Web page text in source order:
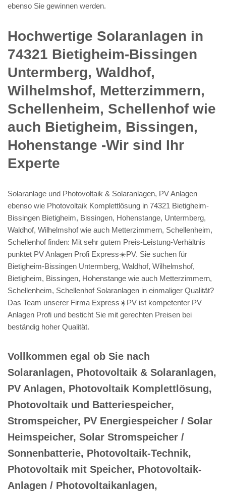
ebenso Sie gewinnen werden.
Hochwertige Solaranlagen in
74321 Bietigheim-Bissingen
Untermberg, Waldhof,
Wilhelmshof, Metterzimmern,
Schellenheim, Schellenhof wie
auch Bietigheim, Bissingen,
Hohenstange -Wir sind Ihr
Experte
Solaranlage und Photovoltaik & Solaranlagen, PV Anlagen
ebenso wie Photovoltaik Komplettlösung in 74321 Bietigheim-
Bissingen Bietigheim, Bissingen, Hohenstange, Untermberg,
Waldhof, Wilhelmshof wie auch Metterzimmern, Schellenheim,
Schellenhof finden: Mit sehr gutem Preis-Leistung-Verhältnis
punktet PV Anlagen Profi Express☀️PV️. Sie suchen für
Bietigheim-Bissingen Untermberg, Waldhof, Wilhelmshof,
Bietigheim, Bissingen, Hohenstange wie auch Metterzimmern,
Schellenheim, Schellenhof Solaranlagen in einmaliger Qualität?
Das Team unserer Firma Express☀️PV️ ist kompetenter PV
Anlagen Profi und besticht Sie mit gerechten Preisen bei
beständig hoher Qualität.
Vollkommen egal ob Sie nach
Solaranlagen, Photovoltaik & Solaranlagen,
PV Anlagen, Photovoltaik Komplettlösung,
Photovoltaik und Batteriespeicher,
Stromspeicher, PV Energiespeicher / Solar
Heimspeicher, Solar Stromspeicher /
Sonnenbatterie, Photovoltaik-Technik,
Photovoltaik mit Speicher, Photovoltaik-
Anlagen / Photovoltaikanlagen,